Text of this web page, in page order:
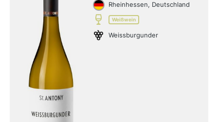
Rheinhessen, Deutschland
Weißwein
Weissburgunder